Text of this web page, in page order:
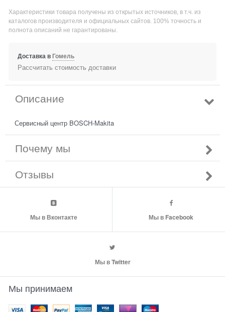
Характеристики товара получены из открытых источников, в т.ч. из
каталогов производителя и официальных сайтов. 100% точность и
полнота описаний не гарантированы.
Доставка вГомель
Рассчитать стоимость доставки
Описание
Сервисный центр BOSCH-Makita
Почему мы
Отзывы
Мы в Вконтакте Мы в Facebook
Мы в Twitter
Мы принимаем